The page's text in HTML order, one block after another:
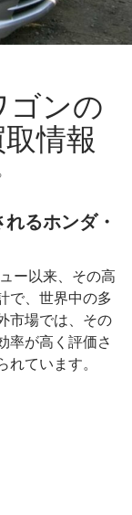
ゴンの
情報
るホンダ・
ー以来、その高
で、世界中の多
市場では、その
率が高く評価さ
ています。